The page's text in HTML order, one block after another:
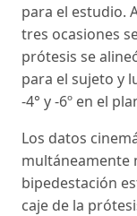
para el estudio.
tres ocasiones
prótesis se
para el sujeto y
-4° y -6º en el
Los datos
multáneamente
bipedestación
caje de la